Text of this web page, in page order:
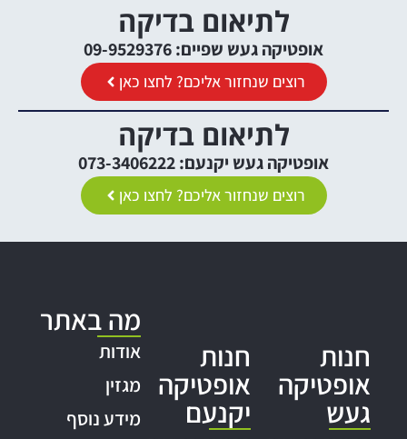
לתיאום בדיקה
אופטיקה געש שפיים: 09-9529376
רוצים שנחזור אליכם? לחצו כאן
לתיאום בדיקה
אופטיקה געש יקנעם: 073-3406222
רוצים שנחזור אליכם? לחצו כאן
חנות
אופטיקה
געש
חנות
אופטיקה
יקנעם
מה באתר
אודות
מגזין
מידע נוסף